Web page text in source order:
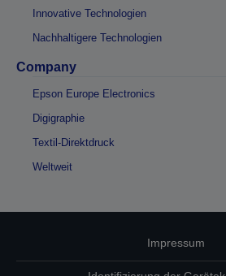
Innovative Technologien
Nachhaltigere Technologien
Company
Epson Europe Electronics
Digigraphie
Textil-Direktdruck
Weltweit
Impressum